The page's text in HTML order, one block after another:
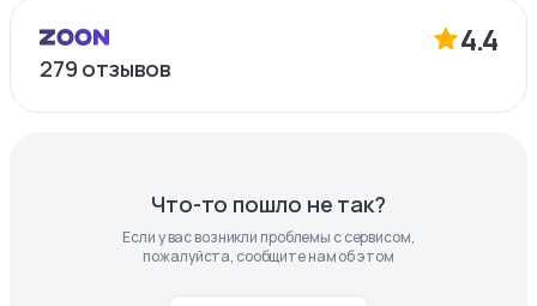
4.4
279 отзывов
Что-то пошло не так?
Если у вас возникли проблемы с сервисом,
пожалуйста, сообщите нам об этом